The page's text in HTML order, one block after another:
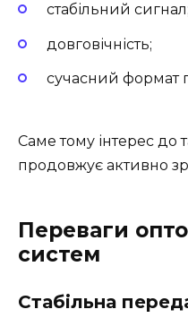
стабільний сигнал;
довговічність;
сучасний формат
Саме тому інтерес до
продовжує активно
Переваги
систем
Стабільна